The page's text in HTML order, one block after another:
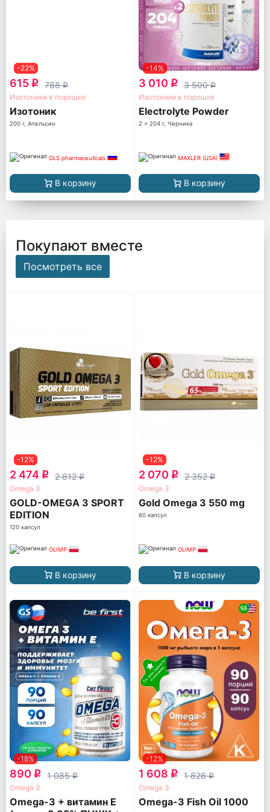
-22%
615 q 788q
Изотоники в порошке
Изотоник
200 г, Апельсин
GLS pharmaceuticals
В корзину
-14%
3 010 q 3 500q
Изотоники в порошке
Electrolyte Powder
2 x 204 г, Черника
MAXLER (USA)
В корзину
Покупают вместе
Посмотреть все
-12%
2 474 q 2 812q
Omega 3
GOLD-OMEGA 3 SPORT
EDITION
120 капсул
OLIMP
В корзину
-12%
2 070 q 2 352q
Omega 3
Gold Omega 3 550 mg
60 капсул
OLIMP
В корзину
-18%
890 q 1 085q
Omega 3
Omega-3 + витамин Е
-12%
1 608 q 1 828q
Omega 3
Omega-3 Fish Oil 1000